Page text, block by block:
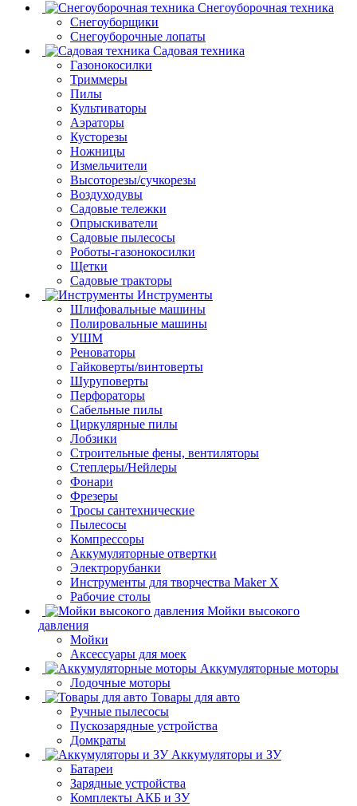
Снегоуборочная техника
Снегоуборщики
Снегоуборочные лопаты
Садовая техника
Газонокосилки
Триммеры
Пилы
Культиваторы
Аэраторы
Кусторезы
Ножницы
Измельчители
Высоторезы/сучкорезы
Воздуходувы
Садовые тележки
Опрыскиватели
Садовые пылесосы
Роботы-газонокосилки
Щетки
Садовые тракторы
Инструменты
Шлифовальные машины
Полировальные машины
УШМ
Реноваторы
Гайковерты/винтоверты
Шуруповерты
Перфораторы
Сабельные пилы
Циркулярные пилы
Лобзики
Строительные фены, вентиляторы
Степлеры/Нейлеры
Фонари
Фрезеры
Тросы сантехнические
Пылесосы
Компрессоры
Аккумуляторные отвертки
Электрорубанки
Инструменты для творчества Maker X
Рабочие столы
Мойки высокого
давления
Мойки
Аксессуары для моек
Аккумуляторные моторы
Лодочные моторы
Товары для авто
Ручные пылесосы
Пускозарядные устройства
Домкраты
Аккумуляторы и ЗУ
Батареи
Зарядные устройства
Комплекты АКБ и ЗУ